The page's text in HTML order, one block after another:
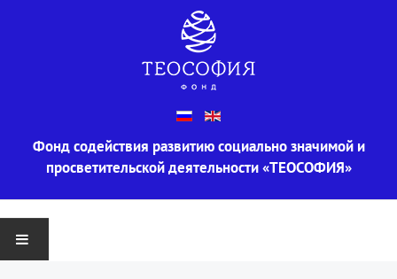
Фонд содействия развитию социально значимой и
просветительской деятельности «ТЕОСОФИЯ»